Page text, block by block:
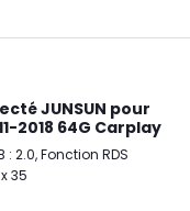
JUNSUN pour
2018 64G Carplay
: 2.0, Fonction RDS
35